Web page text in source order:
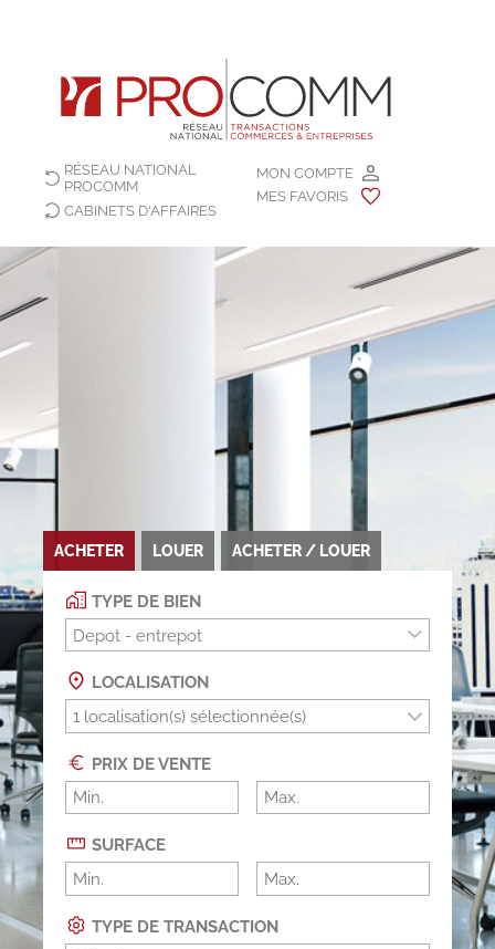
MON COMPTE
MES FAVORIS
RÉSEAU NATIONAL
PROCOMM
CABINETS D'AFFAIRES
ACHETER LOUER ACHETER / LOUER
TYPE DE BIEN
Depot - entrepot
LOCALISATION
PRIX DE VENTE
SURFACE
TYPE DE TRANSACTION